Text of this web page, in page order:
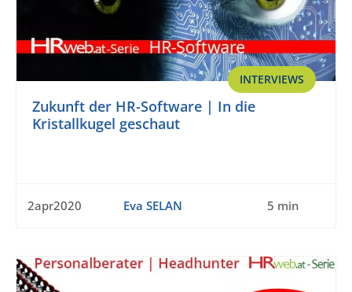
INTERVIEWS
Zukunft der HR-Software | In die
Kristallkugel geschaut
2apr2020 Eva SELAN 5 min